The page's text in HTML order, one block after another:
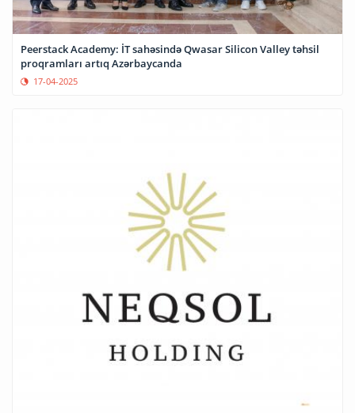
Peerstack Academy: İT sahəsində Qwasar Silicon Valley təhsil
proqramları artıq Azərbaycanda
17-04-2025